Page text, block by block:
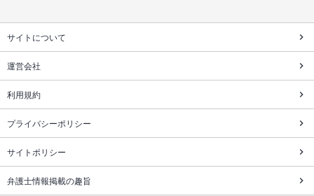
サイトについて
運営会社
利用規約
プライバシーポリシー
サイトポリシー
弁護士情報掲載の趣旨